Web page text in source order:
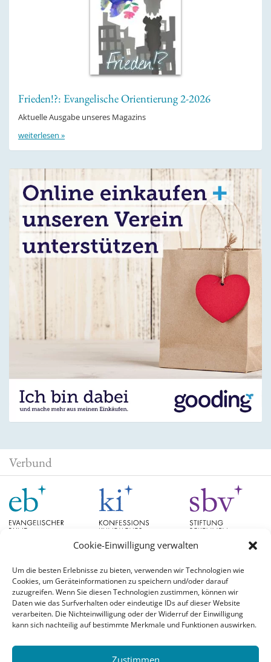
Cookie-Einwilligung verwalten
Um die besten Erlebnisse zu bieten, verwenden wir Technologien wie
Cookies, um Geräteinformationen zu speichern und/oder darauf
zuzugreifen. Wenn Sie diesen Technologien zustimmen, können wir
Daten wie das Surfverhalten oder eindeutige IDs auf dieser Website
verarbeiten. Die Nichteinwilligung oder der Widerruf der Einwilligung
kann sich nachteilig auf bestimmte Merkmale und Funktionen auswirken.
Zustimmen
Frieden!?: Evangelische Orientierung 2-2026
Aktuelle Ausgabe unseres Magazins
weiterlesen »
Verbund
Schlagwörter
#aufgetischt Christian Schad Diskussion EB Bayern EB Hessen Evangelische